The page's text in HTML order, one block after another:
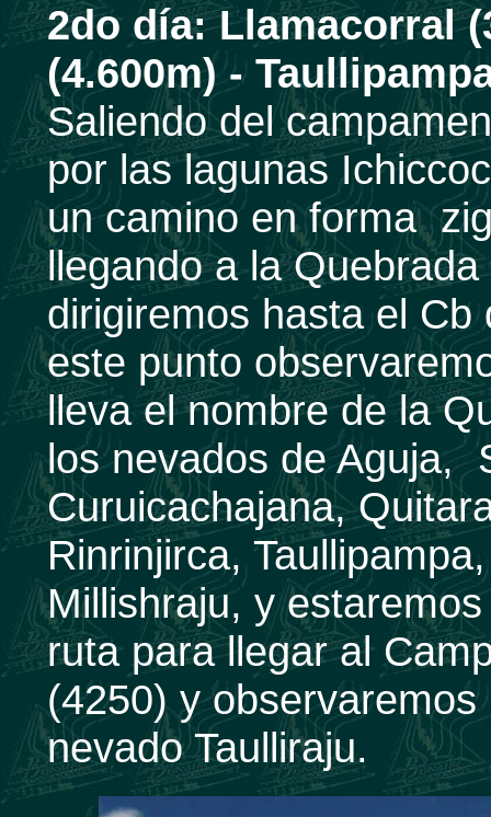
2do día: Llamacorral
(4.600m) -
Saliendo del
por las lagunas
un camino en forma
llegando a la
dirigiremos hasta el Cb
este punto
lleva el nombre de la
los nevados de Aguja,
Curuicachajana,
Rinrinjirca,
Millishraju, y
ruta para llegar al
(4250) y
nevado Taulliraju.